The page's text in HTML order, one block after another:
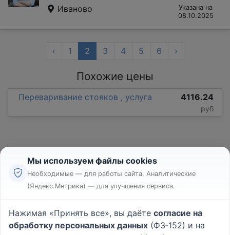
Иваново
Указана на
08.10.2025
‹ 1 2 3 4 5 6 ›
Похожие цены
Переваривание стояков , услуга 4116.24
руб
Реклама
Пользовательское соглашение
Политика конфиденциальности
Мы используем файлы cookies
Необходимые — для работы сайта. Аналитические
(Яндекс.Метрика) — для улучшения сервиса.
Нажимая «Принять все», вы даёте согласие на
обработку персональных данных (ФЗ‑152) и на